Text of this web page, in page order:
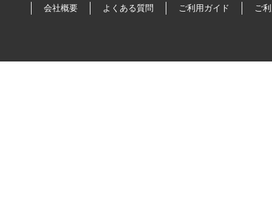
会社概要 よくある質問 ご利用ガイド ご